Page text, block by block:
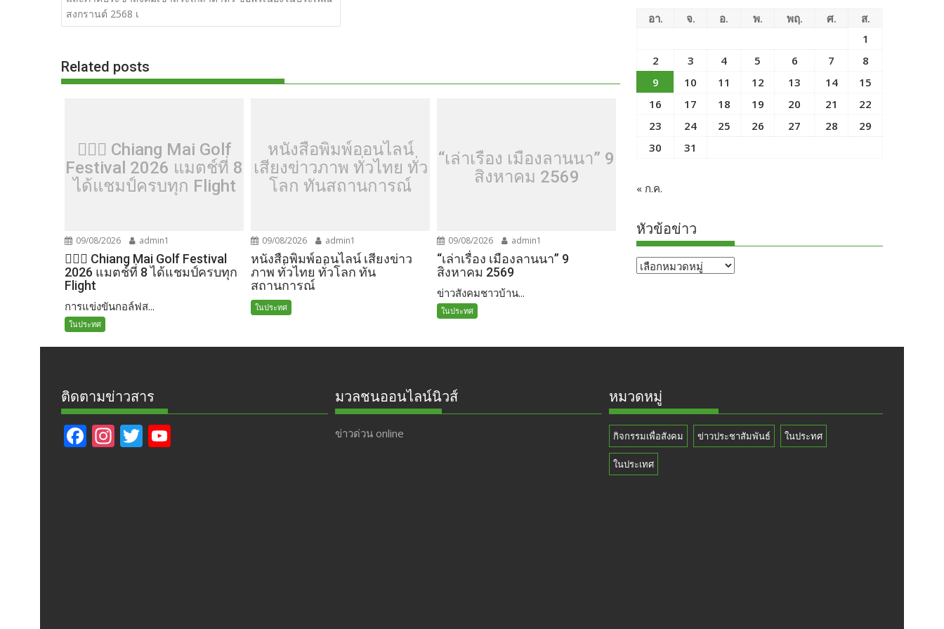
o
o
k
n
สงกรานต์ 2568 เ
Related posts
🏌️‍♂️⛳ Chiang Mai Golf
Festival 2026 แมตช์ที่ 8
ได้แชมป์ครบทุก Flight
09/08/2026 admin1
🏌️‍♂️⛳ Chiang Mai Golf Festival
2026 แมตช์ที่ 8 ได้แชมป์ครบทุก
Flight
การแข่งขันกอล์ฟส...
ในประทศ
หนังสือพิมพ์ออนไลน์
เสียงข่าวภาพ ทั่วไทย ทั่ว
โลก ทันสถานการณ์
09/08/2026 admin1
หนังสือพิมพ์ออนไลน์ เสียงข่าว
ภาพ ทั่วไทย ทั่วโลก ทัน
สถานการณ์
ในประทศ
“เล่าเรื่อง เมืองลานนา” 9
สิงหาคม 2569
09/08/2026 admin1
“เล่าเรื่อง เมืองลานนา” 9
สิงหาคม 2569
ข่าวสังคมชาวบ้าน...
ในประทศ
อา. จ. อ. พ. พฤ. ศ.
ส.
1
2
3 4 5 6 7
8
9
10 11 12 13 14
15
16
17 18 19 20 21
22
23
24 25 26 27 28
29
30
31
« ก.ค.
หัวข้อข่าว
หัวข้อ
ติดตามข่าวสาร
F
ac
In
st
T
w
มวลชนออนไลน์นิวส์
ข่าวด่วน online
หมวดหมู่
กิจกรรมเพื่อสังคม ข่าวประชาสัมพันธ์ ในประทศ
ในประเทศ